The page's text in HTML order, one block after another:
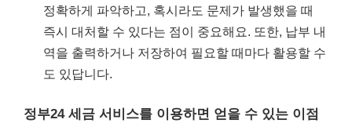
정확하게 파악하고, 혹시라도 문제가 발생했을 때
즉시 대처할 수 있다는 점이 중요해요. 또한, 납부 내
역을 출력하거나 저장하여 필요할 때마다 활용할 수
도 있답니다.
정부24 세금 서비스를 이용하면 얻을 수 있는 이점